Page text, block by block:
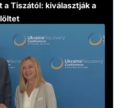
a Tiszától: kiválasztják a